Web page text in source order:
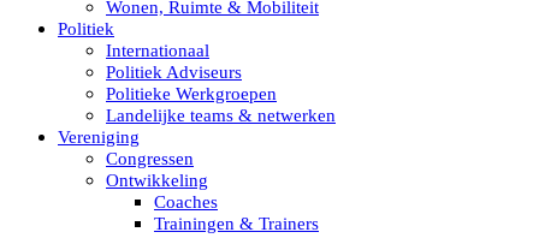
Wonen, Ruimte & Mobiliteit
Politiek
Internationaal
Politiek Adviseurs
Politieke Werkgroepen
Landelijke teams & netwerken
Vereniging
Congressen
Ontwikkeling
Coaches
Trainingen & Trainers